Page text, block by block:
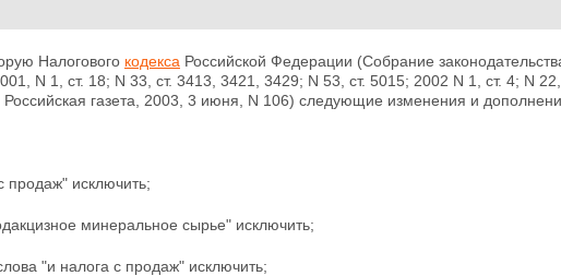
Налогового кодекса Российской Федерации (Собрание
N 1, ст. 18; N 33, ст. 3413, 3421, 3429; N 53, ст. 5015; 2002 N 1, ст. 4; N 22,
газета, 2003, 3 июня, N 106) следующие изменения и
продаж" исключить;
минеральное сырье" исключить;
"и налога с продаж" исключить;